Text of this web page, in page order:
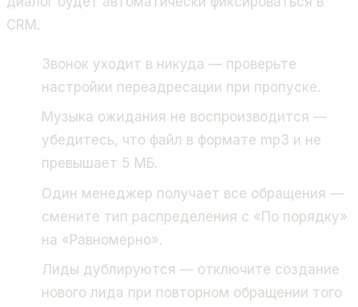
CRM.
Звонок уходит в никуда — проверьте
настройки переадресации при пропуске.
Музыка ожидания не воспроизводится —
убедитесь, что файл в формате mp3 и не
превышает 5 МБ.
Один менеджер получает все обращения —
смените тип распределения с «По порядку»
на «Равномерно».
Лиды дублируются — отключите создание
нового лида при повторном обращении того